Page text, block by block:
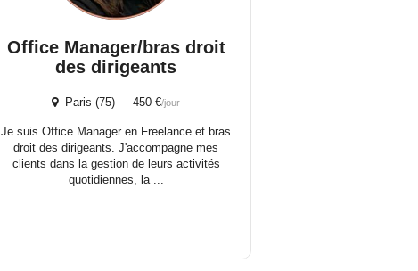
Office Manager/bras droit
des dirigeants
Paris (75) 450 €/jour
Je suis Office Manager en Freelance et bras
droit des dirigeants. J'accompagne mes
clients dans la gestion de leurs activités
quotidiennes, la ...